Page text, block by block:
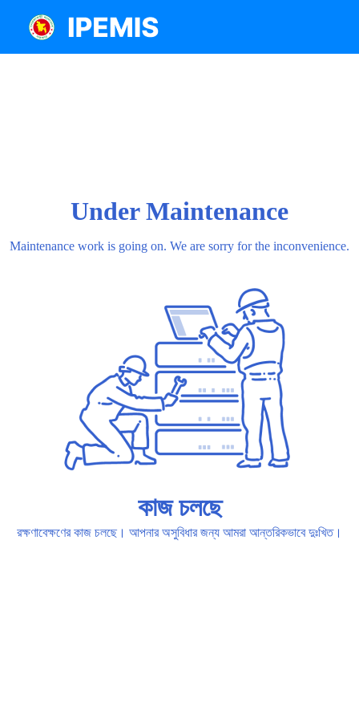
Under Maintenance
Maintenance work is going on. We are sorry for the inconvenience.
কাজ চলছে
রক্ষণাবেক্ষণের কাজ চলছে। আপনার অসুবিধার জন্য আমরা আন্তরিকভাবে দুঃখিত।